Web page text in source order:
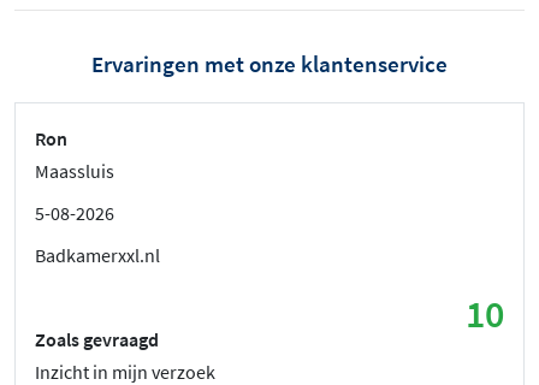
Ervaringen met onze klantenservice
Ron
Maassluis
5-08-2026
Badkamerxxl.nl
10
Zoals gevraagd
Inzicht in mijn verzoek